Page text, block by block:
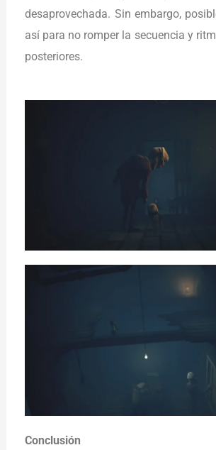
desaprovechada. Sin embargo,
así para no romper la secuencia y
posteriores.
Conclusión